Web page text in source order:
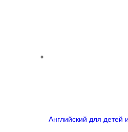
Английский для детей